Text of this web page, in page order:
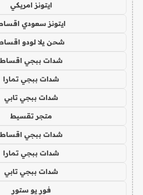
ايتونز امريكي
ايتونز سعودي
شحن يلا لودو
شدات ببجي اقساط
شدات ببجي تمارا
شدات ببجي تابي
متجر تقسيط
شدات ببجي اقساط
شدات ببجي تمارا
شدات ببجي تابي
فور يو ستور